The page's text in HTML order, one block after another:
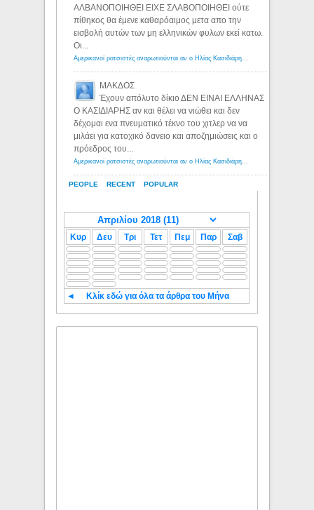
PEOPLE RECENT POPULAR
ΑΛΒΑΝΟΠΟΙΗΘΕΙ ΕΙΧΕ ΣΛΑΒΟΠΟΙΗΘΕΙ ούτε
πίθηκος θα έμενε καθαρόαιμος μετα απο την
εισβολή αυτών των μη ελληνικών φυλων εκεί κατω.
Οι...
ΜΑΚΔΟΣ
Έχουν απόλυτο δίκιο ΔΕΝ ΕΙΝΑΙ ΕΛΛΗΝΑΣ
Ο ΚΑΣΙΔΙΑΡΗΣ αν και θέλει να νιώθει και δεν
δέχομαι ενα πνευματικό τέκνο του χιτλερ να να
μιλάει για κατοχικό δανειο και αποζημιώσεις και ο
πρόεδρος του...
Κυρ Δευ Τρι Τετ Πεμ Παρ Σαβ
◄ Κλίκ εδώ για όλα τα άρθρα του Μήνα